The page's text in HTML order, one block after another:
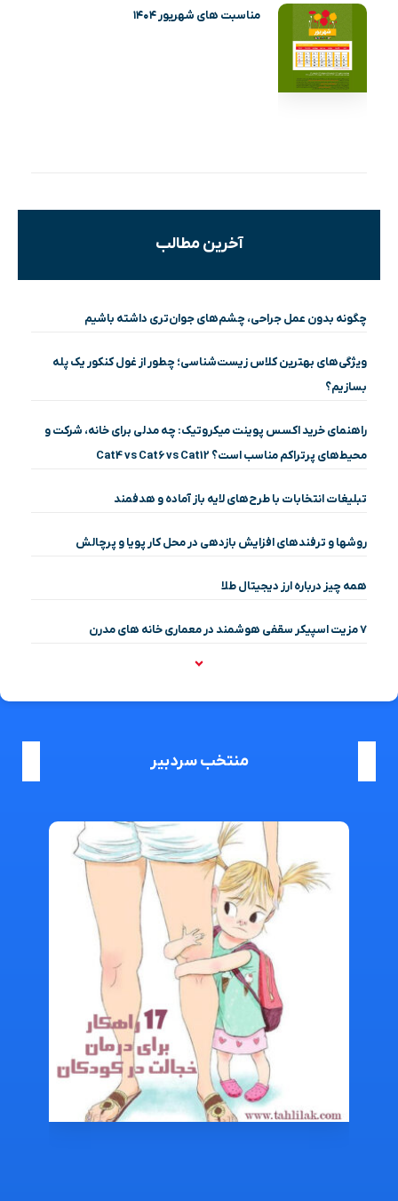
مناسبت های شهریور ۱۴۰۴
آخرین مطالب
چگونه بدون عمل جراحی، چشم‌های جوان‌تری داشته باشیم
ویژگی‌های بهترین کلاس زیست‌شناسی؛ چطور از غول کنکور یک پله
بسازیم؟
راهنمای خرید اکسس پوینت میکروتیک: چه مدلی برای خانه، شرکت و
محیط‌های پرتراکم مناسب است؟ Cat4 vs Cat6 vs Cat12
تبلیغات انتخابات با طرح‌های لایه باز آماده و هدفمند
روشها و ترفندهای افزایش بازدهی در محل کار پویا و پرچالش
همه چیز درباره ارز دیجیتال طلا
۷ مزیت اسپیکر سقفی هوشمند در معماری خانه‌ های مدرن
منتخب سردبیر